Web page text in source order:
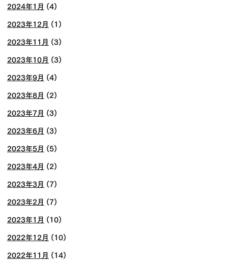
2024年1月 (4)
2023年12月 (1)
2023年11月 (3)
2023年10月 (3)
2023年9月 (4)
2023年8月 (2)
2023年7月 (3)
2023年6月 (3)
2023年5月 (5)
2023年4月 (2)
2023年3月 (7)
2023年2月 (7)
2023年1月 (10)
2022年12月 (10)
2022年11月 (14)